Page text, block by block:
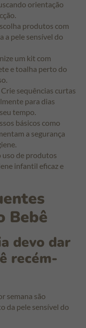
orientação
produtos com
a pele sensível do
um kit com
e toalha perto do
Crie sequências curtas
para dias
tempo.
básicos como
a segurança
uso de produtos
infantil eficaz e
Bebê
devo dar
recém-
semana são
da pele sensível do